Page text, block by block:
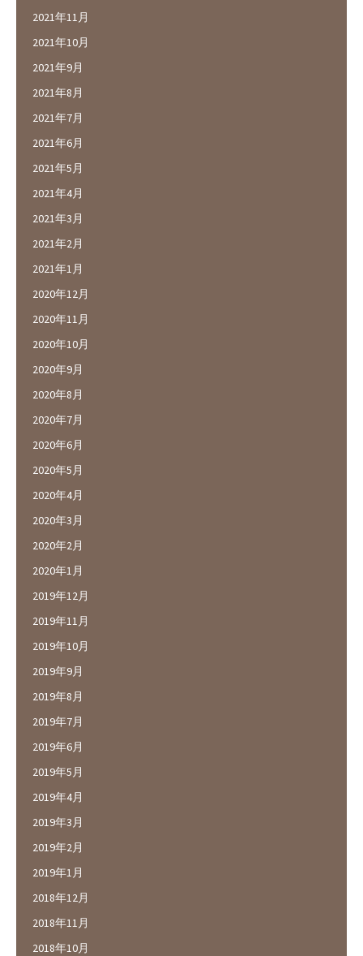
2021年11月
2021年10月
2021年9月
2021年8月
2021年7月
2021年6月
2021年5月
2021年4月
2021年3月
2021年2月
2021年1月
2020年12月
2020年11月
2020年10月
2020年9月
2020年8月
2020年7月
2020年6月
2020年5月
2020年4月
2020年3月
2020年2月
2020年1月
2019年12月
2019年11月
2019年10月
2019年9月
2019年8月
2019年7月
2019年6月
2019年5月
2019年4月
2019年3月
2019年2月
2019年1月
2018年12月
2018年11月
2018年10月